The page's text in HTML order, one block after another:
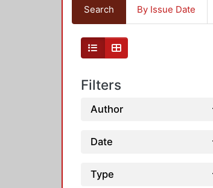
Search By Issue Date
Filters
Author
Date
Type